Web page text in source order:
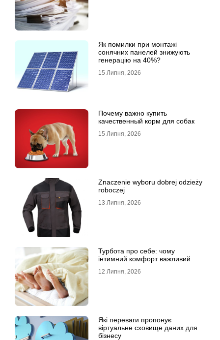
Як помилки при монтажі
сонячних панелей знижують
генерацію на 40%?
15 Липня, 2026
Почему важно купить
качественный корм для собак
15 Липня, 2026
Znaczenie wyboru dobrej odzieży
roboczej
13 Липня, 2026
Турбота про себе: чому
інтимний комфорт важливий
12 Липня, 2026
Які переваги пропонує
віртуальне сховище даних для
бізнесу